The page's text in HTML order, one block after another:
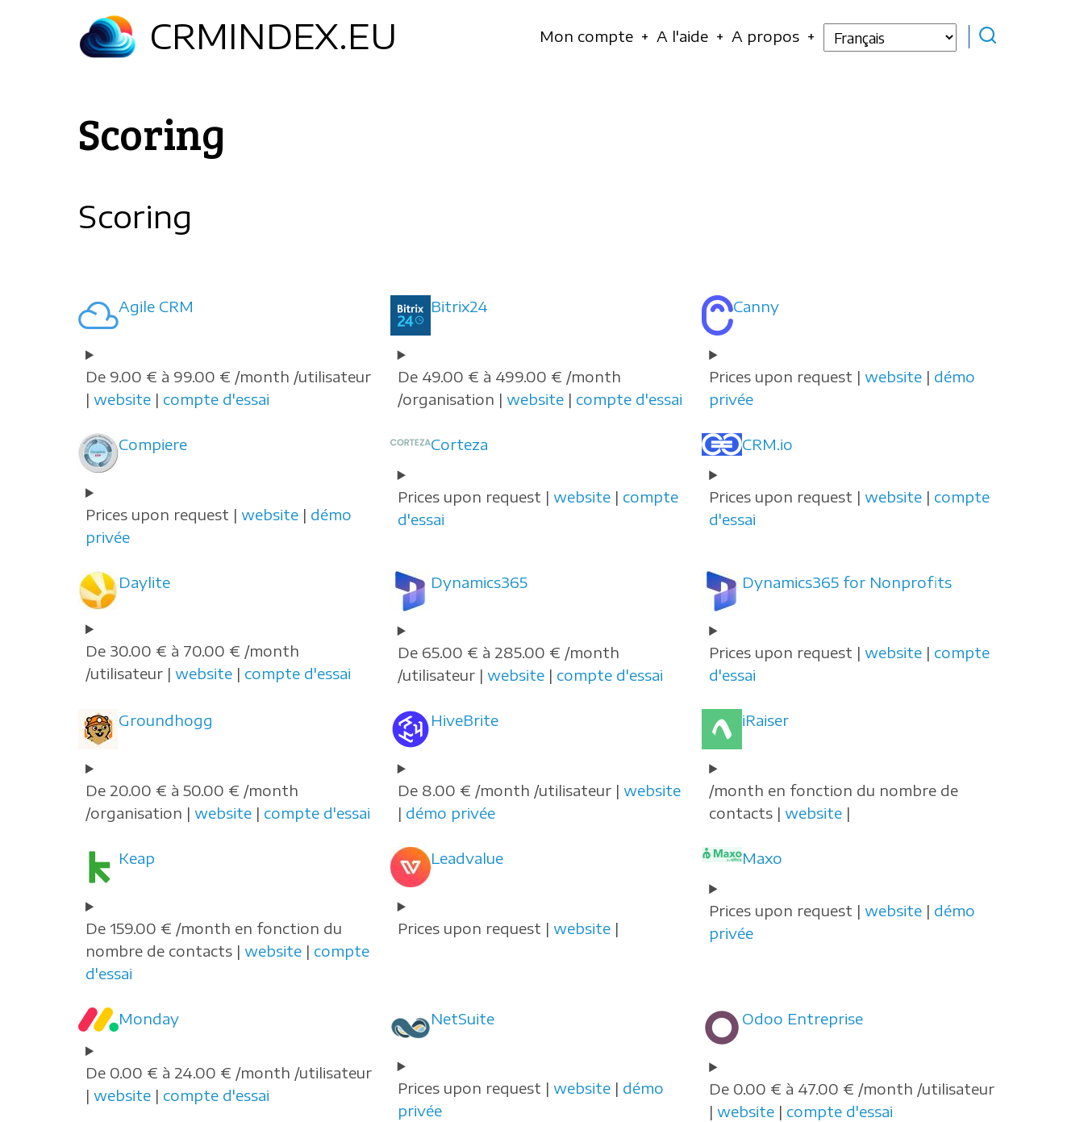
CRMINDEX.EU
Navigation
Mon compte A l'aide A propos
Select
your
Scoring
Scoring
Agile CRM
De 9.00 € à 99.00 € /month /utilisateur
| website | compte d'essai
Bitrix24
De 49.00 € à 499.00 € /month
/organisation | website| compte d'essai
Canny
Prices upon request |website | démo
privée
Compiere
Prices upon request | website | démo
privée
Corteza
Prices upon request | website| compte
d'essai
CRM.io
Prices upon request |website | compte
d'essai
Daylite
De 30.00 € à 70.00 € /month
/utilisateur | website | compte d'essai
Dynamics365
De 65.00 € à 285.00 € /month
/utilisateur | website| compte d'essai
Dynamics365 for Nonprofits
Prices upon request |website | compte
d'essai
Groundhogg
De 20.00 € à 50.00 € /month
/organisation | website | compte d'essai
HiveBrite
De 8.00 € /month /utilisateur | website
| démo privée
iRaiser
/month en fonction du nombre de
contacts |website |
Keap
De 159.00 € /month en fonction du
nombre de contacts | website | compte
d'essai
Leadvalue
Prices upon request | website|
Maxo
Prices upon request |website | démo
privée
Monday
De 0.00 € à 24.00 € /month /utilisateur
| website | compte d'essai
NetSuite
Prices upon request | website| démo
privée
Odoo Entreprise
De 0.00 € à 47.00 € /month /utilisateur
|website | compte d'essai